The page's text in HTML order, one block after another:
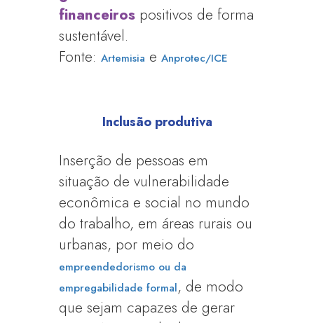
financeiros positivos de forma
sustentável.
Fonte:Artemisia eAnprotec/ICE
Inclusão produtiva
Inserção de pessoas em
situação de vulnerabilidade
econômica e social no mundo
do trabalho, em áreas rurais ou
urbanas, por meio do
empreendedorismo ou da
empregabilidade formal, de modo
que sejam capazes de gerar